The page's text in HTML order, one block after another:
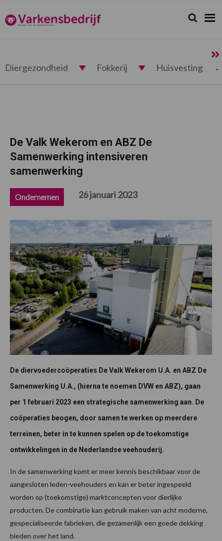
de
hoofdnavigatie
de
hoofd
de
eerste
de
voettekst
Varkensbedrijf.nl Zoeken...
Zoek
Diergezondheid Fokkerij Huisvesting
De Valk Wekerom en ABZ De
Samenwerking intensiveren
samenwerking
Ondernemen 26 januari 2023
De diervoedercoöperaties De Valk Wekerom U.A. en ABZ De
Samenwerking U.A., (hierna te noemen DVW en ABZ), gaan
per 1 februari 2023 een strategische samenwerking aan. De
coöperaties beogen, door samen te werken op meerdere
terreinen, beter in te kunnen spelen op de toekomstige
ontwikkelingen in de Nederlandse veehouderij.
In de samenwerking komt er meer kennis beschikbaar voor de
aangesloten leden-veehouders en kan er beter ingespeeld
worden op (toekomstige) marktconcepten voor dierlijke
producten. De combinatie kan gebruik maken van acht moderne,
gespecialiseerde fabrieken, die gezamenlijk een goede dekking
bieden over het land.